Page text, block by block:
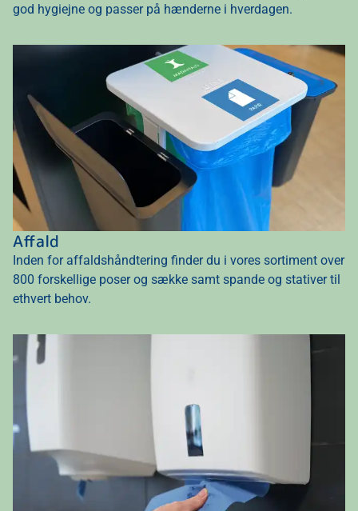
god hygiejne og passer på hænderne i hverdagen.
Affald
Inden for affaldshåndtering finder du i vores sortiment over
800 forskellige poser og sække samt spande og stativer til
ethvert behov.